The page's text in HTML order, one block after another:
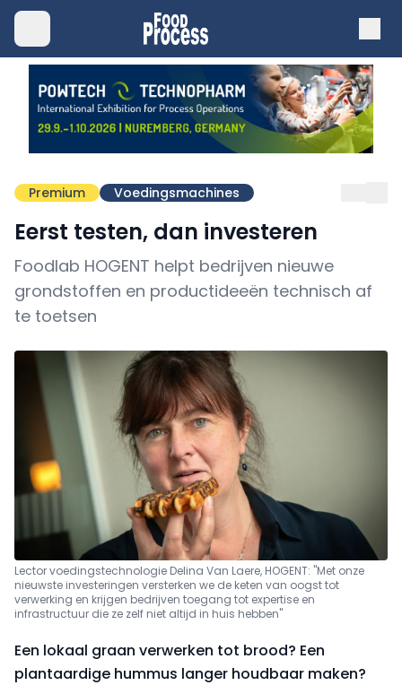
Premium Voedingsmachines
Eerst testen, dan investeren
Foodlab HOGENT helpt bedrijven nieuwe
grondstoffen en productideeën technisch af
te toetsen
Lector voedingstechnologie Delina Van Laere, HOGENT: "Met onze
nieuwste investeringen versterken we de keten van oogst tot
verwerking en krijgen bedrijven toegang tot expertise en
infrastructuur die ze zelf niet altijd in huis hebben"
Een lokaal graan verwerken tot brood? Een
plantaardige hummus langer houdbaar maken?